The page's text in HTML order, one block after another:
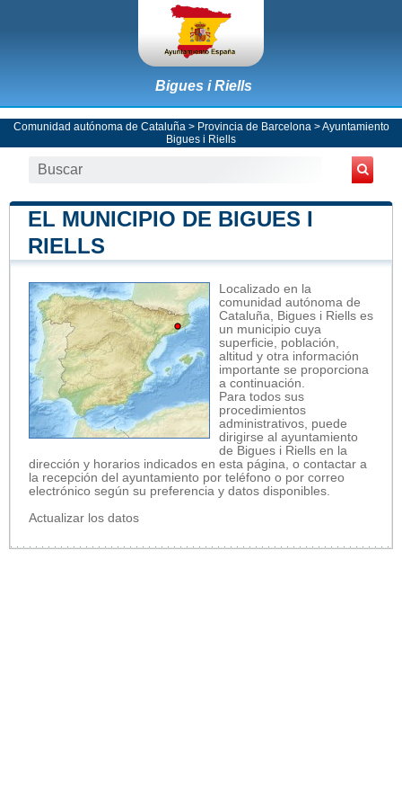
Bigues i Riells
Comunidad autónoma de Cataluña > Provincia de Barcelona >Ayuntamiento
Bigues i Riells
EL MUNICIPIO DE BIGUES I
RIELLS
Localizado en la
comunidad autónoma de
Cataluña, Bigues i Riells es
un municipio cuya
superficie, población,
altitud y otra información
importante se proporciona
a continuación.
Para todos sus
procedimientos
administrativos, puede
dirigirse al ayuntamiento
de Bigues i Riells en la
dirección y horarios indicados en esta página, o contactar a
la recepción del ayuntamiento por teléfono o por correo
electrónico según su preferencia y datos disponibles.
Actualizar los datos